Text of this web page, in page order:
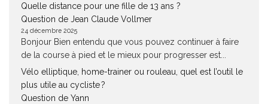
Quelle distance pour une fille de 13 ans ?
Question de Jean Claude Vollmer
24 décembre 2025
Bonjour Bien entendu que vous pouvez continuer à faire
de la course à pied et le mieux pour progresser est...
Vélo elliptique, home-trainer ou rouleau, quel est l’outil le
plus utile au cycliste ?
Question de Yann